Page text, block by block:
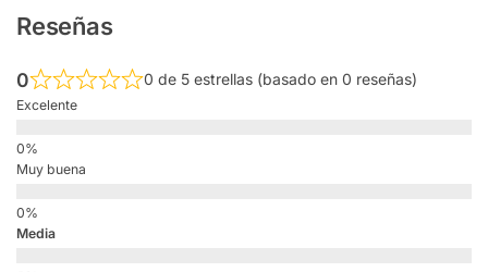
Reseñas
0 0 de 5 estrellas (basado en 0 reseñas)
Excelente
Muy buena
Media